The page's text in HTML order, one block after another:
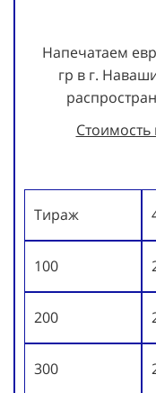
Напечатаем
гр в г.
Стоимость
Тираж
100
200
300